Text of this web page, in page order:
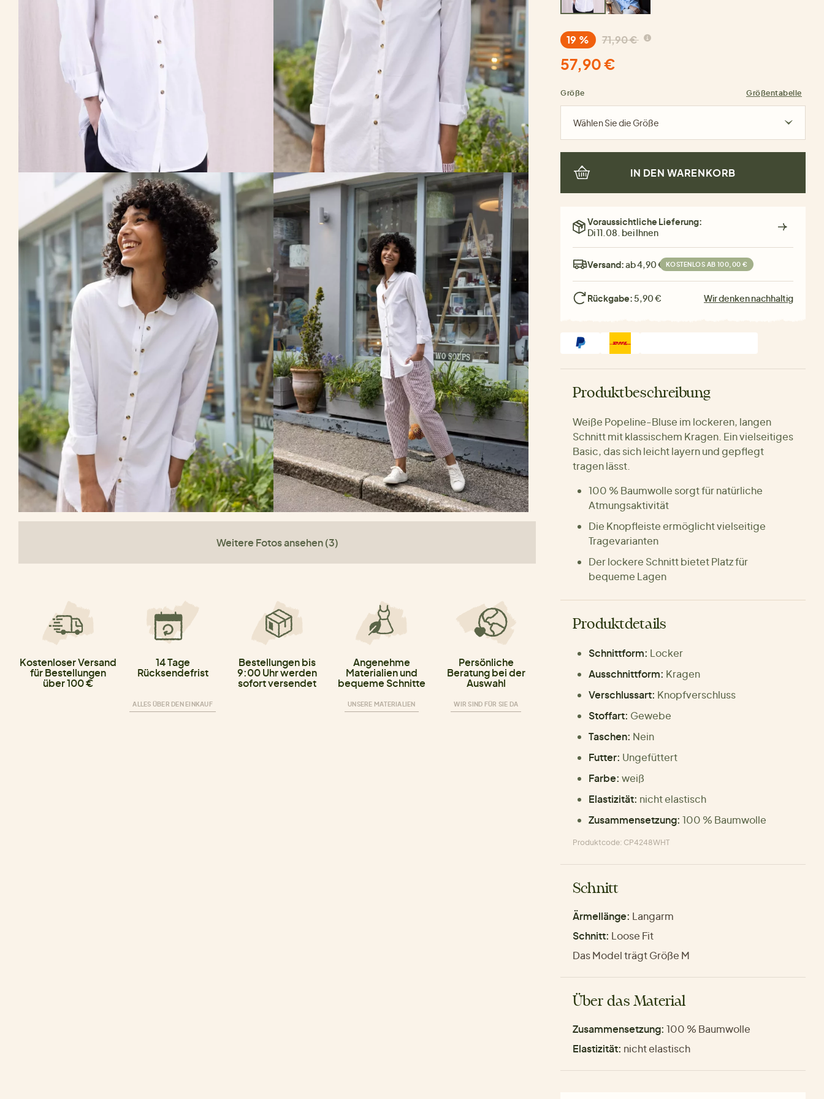
Weitere Fotos ansehen (3)
Kostenloser Versand
für Bestellungen
über 100 €
14 Tage
Rücksendefrist
ALLES ÜBER DEN EINKAUF
Bestellungen bis
9:00 Uhr werden
sofort versendet
Angenehme
Materialien und
bequeme Schnitte
UNSERE MATERIALIEN
Persönliche
Beratung bei der
Auswahl
WIR SIND FÜR SIE DA
19 % 71,90 €
57,90 €
Größe Größentabelle
Wählen Sie die Größe
IN DEN WARENKORB
Voraussichtliche Lieferung:
Di 11.08. bei Ihnen
Versand:ab 4,90 € KOSTENLOS AB 100,00 €
Rückgabe: 5,90 € Wir denken nachhaltig
Produktbeschreibung
Weiße Popeline-Bluse im lockeren, langen
Schnitt mit klassischem Kragen. Ein vielseitiges
Basic, das sich leicht layern und gepflegt
tragen lässt.
100 % Baumwolle sorgt für natürliche
Atmungsaktivität
Die Knopfleiste ermöglicht vielseitige
Tragevarianten
Der lockere Schnitt bietet Platz für
bequeme Lagen
Produktdetails
Schnittform: Locker
Ausschnittform: Kragen
Verschlussart: Knopfverschluss
Stoffart: Gewebe
Taschen: Nein
Futter: Ungefüttert
Farbe: weiß
Elastizität: nicht elastisch
Zusammensetzung: 100 % Baumwolle
Produktcode: CP4248WHT
Schnitt
Ärmellänge: Langarm
Schnitt: Loose Fit
Das Model trägt Größe M
Über das Material
Zusammensetzung: 100 % Baumwolle
Elastizität: nicht elastisch